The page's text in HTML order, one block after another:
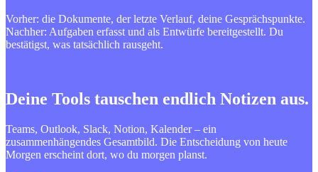
Vorher: die Dokumente, der letzte Verlauf, deine Gesprächspunkte.
Nachher: Aufgaben erfasst und als Entwürfe bereitgestellt. Du
bestätigst, was tatsächlich rausgeht.
Deine Tools tauschen endlich Notizen aus.
Teams, Outlook, Slack, Notion, Kalender – ein
zusammenhängendes Gesamtbild. Die Entscheidung von heute
Morgen erscheint dort, wo du morgen planst.